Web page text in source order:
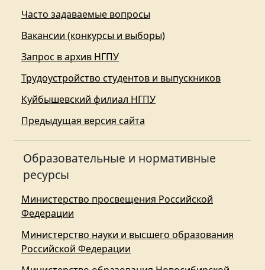
Часто задаваемые вопросы
Вакансии (конкурсы и выборы)
Запрос в архив НГПУ
Трудоустройство студентов и выпускников
Куйбышевский филиал НГПУ
Предыдущая версия сайта
Образовательные и нормативные
ресурсы
Министерство просвещения Российской
Федерации
Министерство науки и высшего образования
Российской Федерации